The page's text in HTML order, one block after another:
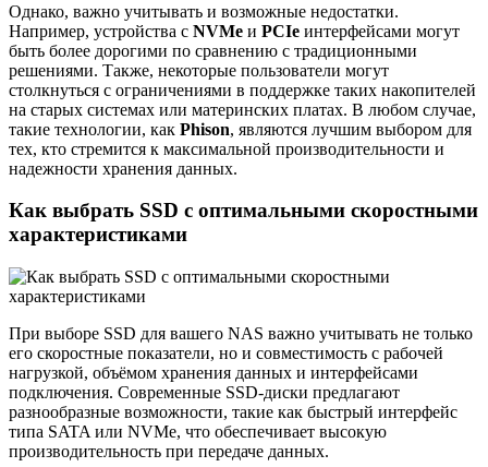
Однако, важно учитывать и возможные недостатки.
Например, устройства с NVMe и PCIe интерфейсами могут
быть более дорогими по сравнению с традиционными
решениями. Также, некоторые пользователи могут
столкнуться с ограничениями в поддержке таких накопителей
на старых системах или материнских платах. В любом случае,
такие технологии, как Phison, являются лучшим выбором для
тех, кто стремится к максимальной производительности и
надежности хранения данных.
Как выбрать SSD с оптимальными скоростными
характеристиками
При выборе SSD для вашего NAS важно учитывать не только
его скоростные показатели, но и совместимость с рабочей
нагрузкой, объёмом хранения данных и интерфейсами
подключения. Современные SSD-диски предлагают
разнообразные возможности, такие как быстрый интерфейс
типа SATA или NVMe, что обеспечивает высокую
производительность при передаче данных.